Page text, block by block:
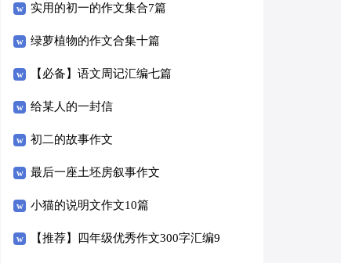
实用的初一的作文集合7篇
绿萝植物的作文合集十篇
【必备】语文周记汇编七篇
给某人的一封信
初二的故事作文
最后一座土坯房叙事作文
小猫的说明文作文10篇
【推荐】四年级优秀作文300字汇编9